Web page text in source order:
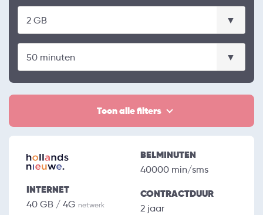
Toon alle filters
INTERNET
40 GB / 4G netwerk
BELMINUTEN
40000 min/sms
CONTRACTDUUR
2 jaar